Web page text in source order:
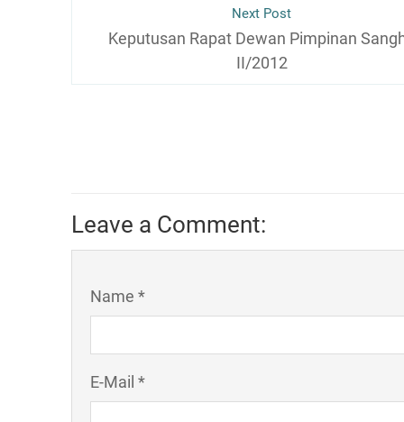
ttd.
TAHUN
Next Post
Keputusan Rapat Dewan Pimpinan
II/2012
Leave a Comment:
Name *
E-Mail *